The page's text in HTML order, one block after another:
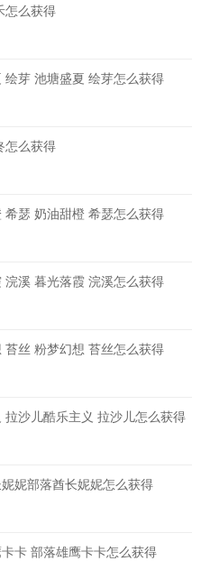
怎么获得
绘芽 池塘盛夏 绘芽怎么获得
怎么获得
希瑟 奶油甜橙 希瑟怎么获得
浣溪 暮光落霞 浣溪怎么获得
苔丝 粉梦幻想 苔丝怎么获得
拉沙儿酷乐主义 拉沙儿怎么获得
妮部落酋长妮妮怎么获得
卡 部落雄鹰卡卡怎么获得